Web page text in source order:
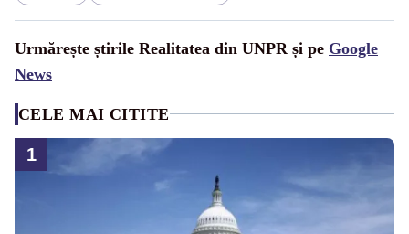
Urmărește știrile Realitatea din UNPR și pe Google
News
CELE MAI CITITE
1